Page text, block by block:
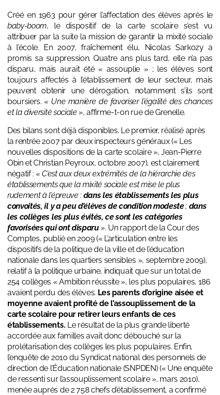
Créé en 1963 pour gérer l’affectation des élèves après le
baby-boom, le dispositif de la carte scolaire s’est vu
attribuer par la suite la mission de garantir la mixité sociale
à l’école. En 2007, fraîchement élu, Nicolas Sarkozy a
promis sa suppression. Quatre ans plus tard, elle n’a pas
disparu, mais aurait été « assouplie » ; les élèves sont
toujours affectés à l’établissement de leur secteur, mais
peuvent obtenir une dérogation, notamment s’ils sont
boursiers.« Une manière de favoriser l’égalité des chances
et la diversité sociale », affirme-t-on rue de Grenelle.
Des bilans sont déjà disponibles. Le premier, réalisé après
la rentrée 2007 par deux inspecteurs généraux (« Les
nouvelles dispositions de la carte scolaire», Jean-Pierre
Obin et Christian Peyroux, octobre 2007), est clairement
négatif : « C’est aux deux extrémités de la hiérarchie des
établissements que la mixité sociale est mise le plus
rudement à l’épreuve : dans les établissements les plus
convoités, il y a peu d’élèves de condition modeste; dans
les collèges les plus évités, ce sont les catégories
favorisées qui ont disparu ». Un rapport de la Cour des
Comptes, publié en 2009 (« L’articulation entre les
dispositifs de la politique de la ville et de l’éducation
nationale dans les quartiers sensibles », septembre 2009),
relatif à la politique urbaine, indiquait que sur un total de
254 collèges « Ambition réussite », les plus populaires, 186
avaient perdu des élèves. Les parents d’origine aisée et
moyenne avaient profité de l’assouplissement de la
carte scolaire pour retirer leurs enfants de ces
établissements. Le résultat de la plus grande liberté
accordée aux familles avait donc débouché sur la
prolétarisation des collèges les plus populaires. Enfin,
l’enquête de 2010 du Syndicat national des personnels de
direction de l’Éducation nationale (SNPDEN) (« Une enquête
de ressenti sur l’assouplissement scolaire», mars 2010),
menée auprès de 2 758 chefs d’établissement, a confirmé